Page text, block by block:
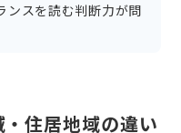
ンスを読む判断力が問
住居地域の違い